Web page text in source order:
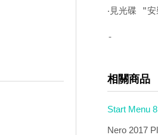
‧見光碟 "
-
相關商品
Start Menu
Nero 2017